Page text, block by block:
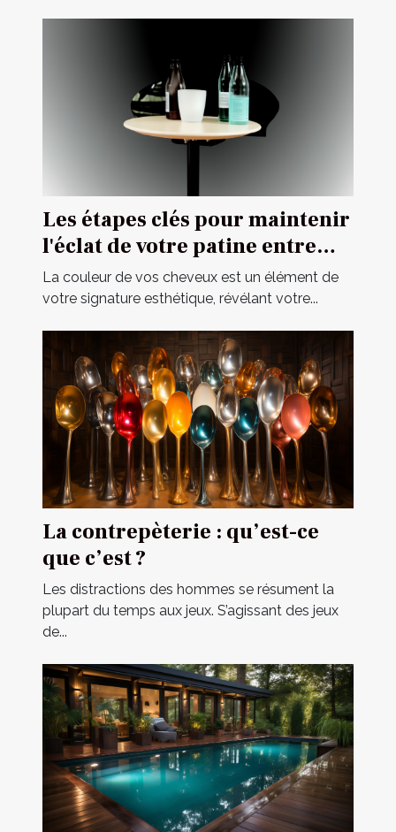
Les étapes clés pour maintenir
l'éclat de votre patine entre
deux visites chez le coiffeur
La couleur de vos cheveux est un élément de
votre signature esthétique, révélant votre...
La contrepèterie : qu’est-ce
que c’est ?
Les distractions des hommes se résument la
plupart du temps aux jeux. S’agissant des jeux
de...